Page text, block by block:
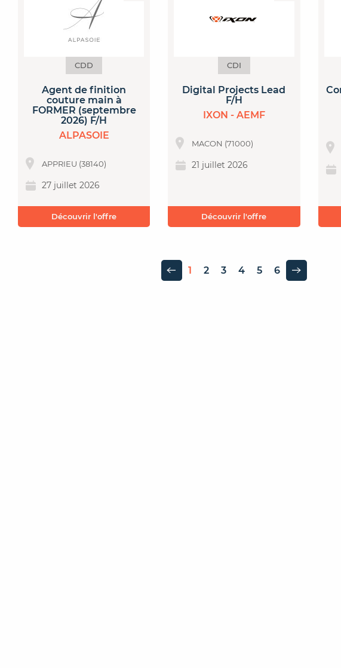
CDD
Agent de finition
couture main à
FORMER (septembre
2026) F/H
ALPASOIE
APPRIEU (38140)
27 juillet 2026
Découvrir l'offre
CDI
Digital Projects Lead
F/H
IXON - AEMF
MACON (71000)
21 juillet 2026
Découvrir l'offre
Page précédente 1 2 3 4 5 6 Page